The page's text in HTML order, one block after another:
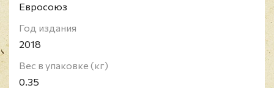
Евросоюз
Год издания
2018
Вес в упаковке (кг)
0.35